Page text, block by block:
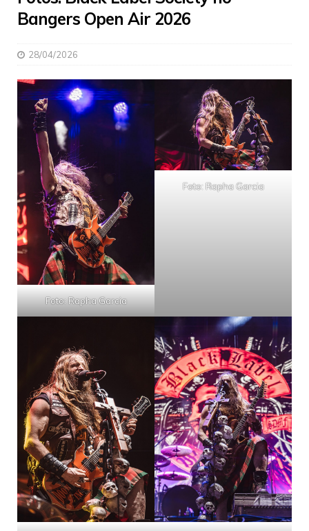
Bangers Open Air 2026
28/04/2026
Foto: Rapha Garcia
Foto: Rapha Garcia